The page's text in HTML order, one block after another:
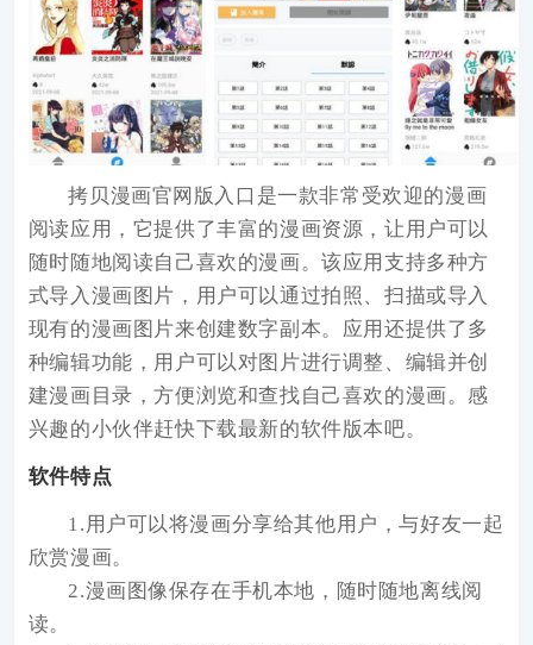
拷贝漫画官网版入口 是一款非常受欢迎的漫画
阅读应用，它提供了丰富的漫画资源，让用户可以
随时随地阅读自己喜欢的漫画。该应用支持多种方
式导入漫画图片，用户可以通过拍照、扫描或导入
现有的漫画图片来创建数字副本。应用还提供了多
种编辑功能，用户可以对图片进行调整、编辑并创
建漫画目录，方便浏览和查找自己喜欢的漫画。感
兴趣的小伙伴赶快下载最新的软件版本吧。
软件特点
1.用户可以将漫画分享给其他用户，与好友一起
欣赏漫画。
2.漫画图像保存在手机本地，随时随地离线阅
读。